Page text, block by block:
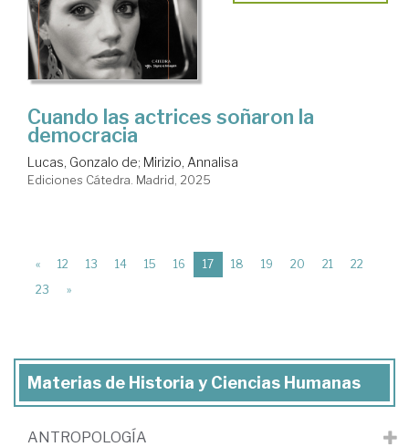
Cuando las actrices soñaron la
democracia
Lucas, Gonzalo de; Mirizio, Annalisa
Ediciones Cátedra. Madrid, 2025
« 12 13 14 15 16 17(current)
18 19 20 21
22
23
»
Materias de Historia y Ciencias Humanas
ANTROPOLOGÍA